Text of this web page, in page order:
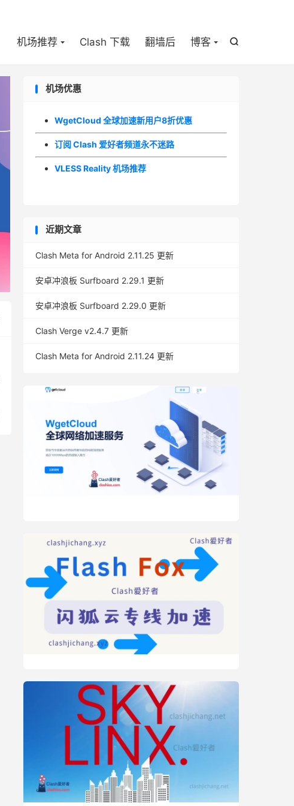

机场推荐 Clash 下载 翻墙后 博客
机场优惠
WgetCloud 全球加速新用户8折优惠
订阅 Clash 爱好者频道永不迷路
VLESS Reality 机场推荐
近期文章
Clash Meta for Android 2.11.25 更新
安卓冲浪板 Surfboard 2.29.1 更新
安卓冲浪板 Surfboard 2.29.0 更新
Clash Verge v2.4.7 更新
Clash Meta for Android 2.11.24 更新